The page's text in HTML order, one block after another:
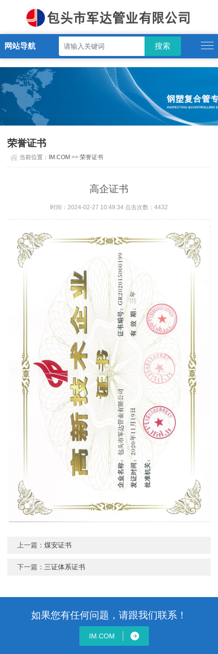
IM.COM
网站导航
荣誉证书
当前位置： IM.COM >>荣誉证书
高企证书
时间：2024-02-27 10:49:34 点击次数：4432
上一篇：煤安证书
下一篇： 三证体系证书
如果您有任何问题，请跟我们联系！
IM.COM